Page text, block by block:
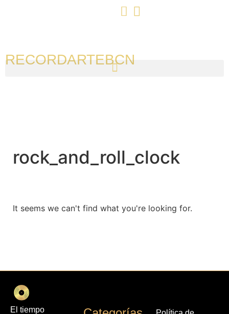
RECORDARTEBCN
rock_and_roll_clock
It seems we can't find what you're looking for.
El tiempo